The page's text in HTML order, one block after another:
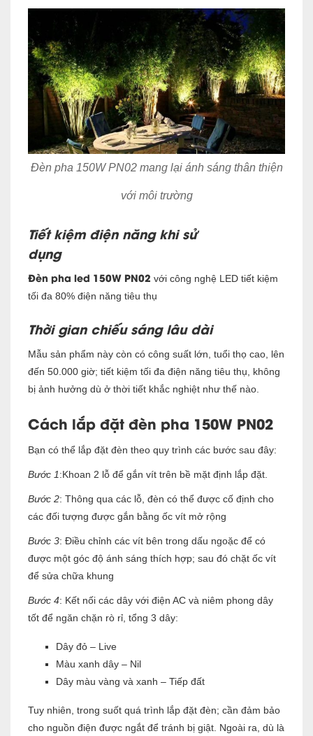
Đèn pha 150W PN02 mang lại ánh sáng thân thiện
với môi trường
Tiết kiệm điện năng khi sử
dụng
Đèn pha led 150W PN02 với công nghệ LED tiết kiệm
tối đa 80% điện năng tiêu thụ
Thời gian chiếu sáng lâu dài
Mẫu sản phẩm này còn có công suất lớn, tuổi thọ cao, lên
đến 50.000 giờ; tiết kiệm tối đa điện năng tiêu thụ, không
bị ảnh hưởng dù ở thời tiết khắc nghiệt như thế nào.
Cách lắp đặt đèn pha 150W PN02
Bạn có thể lắp đặt đèn theo quy trình các bước sau đây:
Bước 1:Khoan 2 lỗ để gắn vít trên bề mặt định lắp đặt.
Bước 2: Thông qua các lỗ, đèn có thể được cố định cho
các đối tượng được gắn bằng ốc vít mở rộng
Bước 3: Điều chỉnh các vít bên trong dấu ngoặc để có
được một góc độ ánh sáng thích hợp; sau đó chặt ốc vít
để sửa chữa khung
Bước 4: Kết nối các dây với điện AC và niêm phong dây
tốt để ngăn chặn rò rỉ, tổng 3 dây:
Dây đỏ – Live
Màu xanh dây – Nil
Dây màu vàng và xanh – Tiếp đất
Tuy nhiên, trong suốt quá trình lắp đặt đèn; cần đảm bảo
cho nguồn điện được ngắt để tránh bị giật. Ngoài ra, dù là